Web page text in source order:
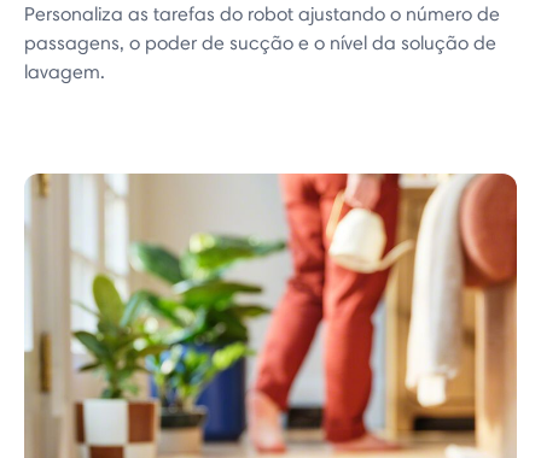
Personaliza as tarefas do robot ajustando o número de
passagens, o poder de sucção e o nível da solução de
lavagem.